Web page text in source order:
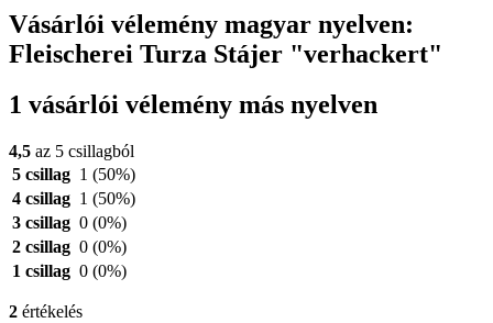
Vásárlói vélemény magyar nyelven:
Fleischerei Turza Stájer "verhackert"
1 vásárlói vélemény más nyelven
4,5 az 5 csillagból
5 csillag 1 (50%)
4 csillag 1 (50%)
3 csillag 0 (0%)
2 csillag 0 (0%)
1 csillag 0 (0%)
2 értékelés